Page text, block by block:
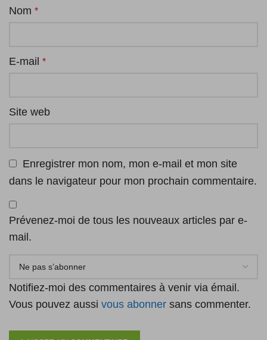
Nom *
E-mail *
Site web
Enregistrer mon nom, mon e-mail et mon site
dans le navigateur pour mon prochain commentaire.
Prévenez-moi de tous les nouveaux articles par e-
mail.
Notifiez-moi des commentaires à venir via émail.
Vous pouvez aussi vous abonner sans commenter.